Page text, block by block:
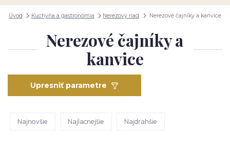
Úvod Kuchyňa a gastronómia Nerezový riad Nerezové čajníky a kanvice
Nerezové čajníky a
kanvice
Upresniť parametre
Najnovšie Najlacnejšie Najdrahšie